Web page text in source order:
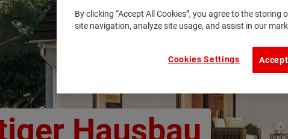
Hausbau
By clicking “Accept All Cookies”, you agree to the storing
site navigation, analyze site usage, and assist in our
Cookies Settings